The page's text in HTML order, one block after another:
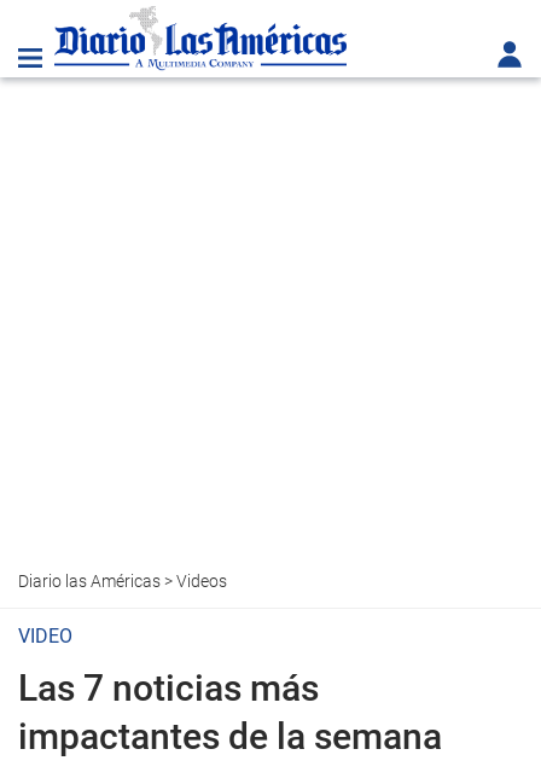
Diario las Américas>Videos
VIDEO
Las 7 noticias más
impactantes de la semana